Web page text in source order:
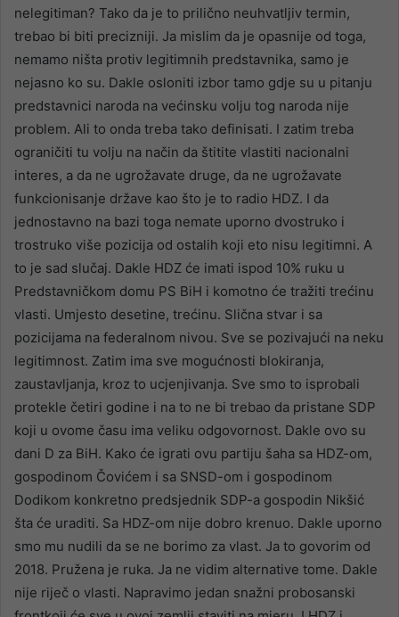
nelegitiman? Tako da je to prilično neuhvatljiv termin,
trebao bi biti precizniji. Ja mislim da je opasnije od toga,
nemamo ništa protiv legitimnih predstavnika, samo je
nejasno ko su. Dakle osloniti izbor tamo gdje su u pitanju
predstavnici naroda na većinsku volju tog naroda nije
problem. Ali to onda treba tako definisati. I zatim treba
ograničiti tu volju na način da štitite vlastiti nacionalni
interes, a da ne ugrožavate druge, da ne ugrožavate
funkcionisanje države kao što je to radio HDZ. I da
jednostavno na bazi toga nemate uporno dvostruko i
trostruko više pozicija od ostalih koji eto nisu legitimni. A
to je sad slučaj. Dakle HDZ će imati ispod 10% ruku u
Predstavničkom domu PS BiH i komotno će tražiti trećinu
vlasti. Umjesto desetine, trećinu. Slična stvar i sa
pozicijama na federalnom nivou. Sve se pozivajući na neku
legitimnost. Zatim ima sve mogućnosti blokiranja,
zaustavljanja, kroz to ucjenjivanja. Sve smo to isprobali
protekle četiri godine i na to ne bi trebao da pristane SDP
koji u ovome času ima veliku odgovornost. Dakle ovo su
dani D za BiH. Kako će igrati ovu partiju šaha sa HDZ-om,
gospodinom Čovićem i sa SNSD-om i gospodinom
Dodikom konkretno predsjednik SDP-a gospodin Nikšić
šta će uraditi. Sa HDZ-om nije dobro krenuo. Dakle uporno
smo mu nudili da se ne borimo za vlast. Ja to govorim od
2018. Pružena je ruka. Ja ne vidim alternative tome. Dakle
nije riječ o vlasti. Napravimo jedan snažni probosanski